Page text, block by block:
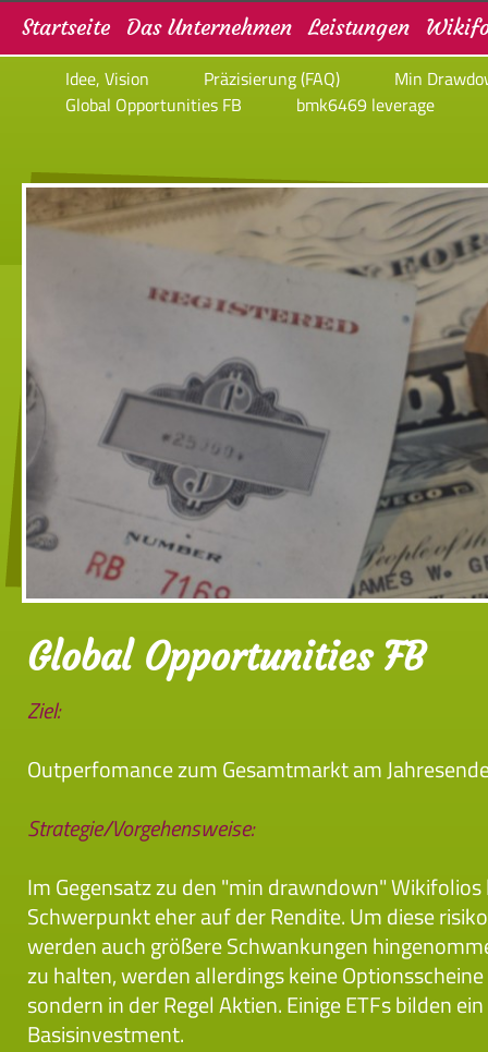
Startseite Das Unternehmen Leistungen
Idee, Vision Präzisierung (FAQ)
Min
Global Opportunities FB
bmk6469 leverage
Global Opportunities FB
Ziel:
Outperfomance zum Gesamtmarkt am
Strategie/Vorgehensweise:
Im Gegensatz zu den "min drawndown"
Schwerpunkt eher auf der Rendite. Um diese
werden auch größere Schwankungen
zu halten, werden allerdings keine
sondern in der Regel Aktien. Einige ETFs bilden
Basisinvestment.